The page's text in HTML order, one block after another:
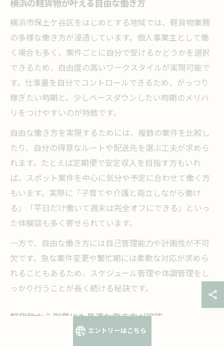
横浜の軽貨物が叶える自由な働き方
横浜市保土ケ谷区をはじめとする地域では、軽貨物業務
の多様な働き方が浸透しています。個人事業主として働
く場合も多く、案件ごとに自分で受けるかどうかを選択
できるため、自由度の高いワークスタイルが実現可能で
す。仕事量を自分でコントロールできるため、がっつり
稼ぎたい時期と、少しペースダウンしたい時期のメリハ
リをつけやすいのが特徴です。
自由な働き方を実現するためには、複数の案件を比較し
たり、自分の得意なルートや配送先を選ぶ工夫が求めら
れます。たとえば定期便で安定収入を目指す方もいれ
ば、スポット案件を中心に気分や予定に合わせて働く方
もいます。実際に「子育てや介護と両立しながら働け
る」「平日だけ働いて週末は完全オフにできる」といっ
た体験談も多く寄せられています。
一方で、自由な働き方には自己管理能力や計画性が不可
欠です。急な案件変更や繁忙期には柔軟な対応が求めら
れることもあるため、スケジュール管理や体調管理をし
っかり行うことが長く続ける秘訣です。
軽貨物なら副業にも最適な働き方が可能
軽貨物配送は副業として始めやすい点も大きな魅力で
エントリーはこちら